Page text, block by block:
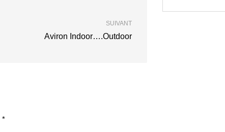
SUIVANT
Aviron Indoor….Outdoor
*